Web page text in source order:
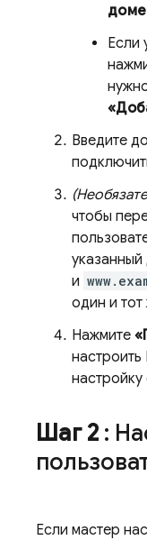
Если
Введите
чтобы
и
один и тот
Нажмите
настроить
Шаг 2 :
Если мастер